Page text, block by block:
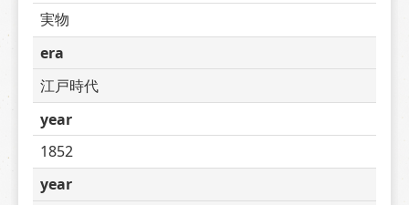
実物
era
江戸時代
year
1852
year